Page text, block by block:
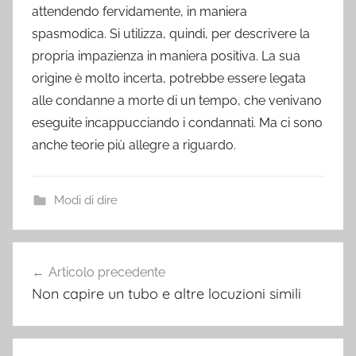
attendendo fervidamente, in maniera
spasmodica. Si utilizza, quindi, per descrivere la
propria impazienza in maniera positiva. La sua
origine è molto incerta, potrebbe essere legata
alle condanne a morte di un tempo, che venivano
eseguite incappucciando i condannati. Ma ci sono
anche teorie più allegre a riguardo.
Modi di dire
articoli
Articolo precedente
Non capire un tubo e altre locuzioni simili